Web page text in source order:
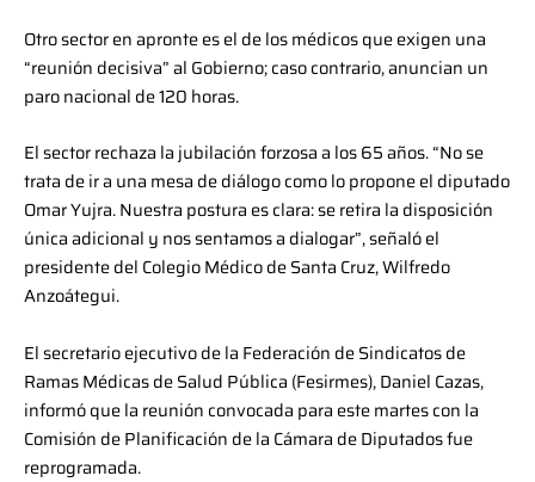
Otro sector en apronte es el de los médicos que exigen una
“reunión decisiva” al Gobierno; caso contrario, anuncian un
paro nacional de 120 horas.
El sector rechaza la jubilación forzosa a los 65 años. “No se
trata de ir a una mesa de diálogo como lo propone el diputado
Omar Yujra. Nuestra postura es clara: se retira la disposición
única adicional y nos sentamos a dialogar”, señaló el
presidente del Colegio Médico de Santa Cruz, Wilfredo
Anzoátegui.
El secretario ejecutivo de la Federación de Sindicatos de
Ramas Médicas de Salud Pública (Fesirmes), Daniel Cazas,
informó que la reunión convocada para este martes con la
Comisión de Planificación de la Cámara de Diputados fue
reprogramada.